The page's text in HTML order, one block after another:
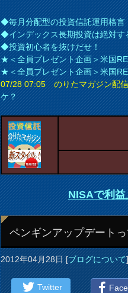
◆毎月分配型の投資信託運用格言
◆インデックス長期投資は絶対す
◆投資初心者を抜けだせ！
★＜全員プレゼント企画＞米国
★＜全員プレゼント企画＞米国
07/28 07:05 のりたマガジン配
ケ？
NISAで利
ペンギンアップデート
2012年04月28日[ブログについて
Twitter